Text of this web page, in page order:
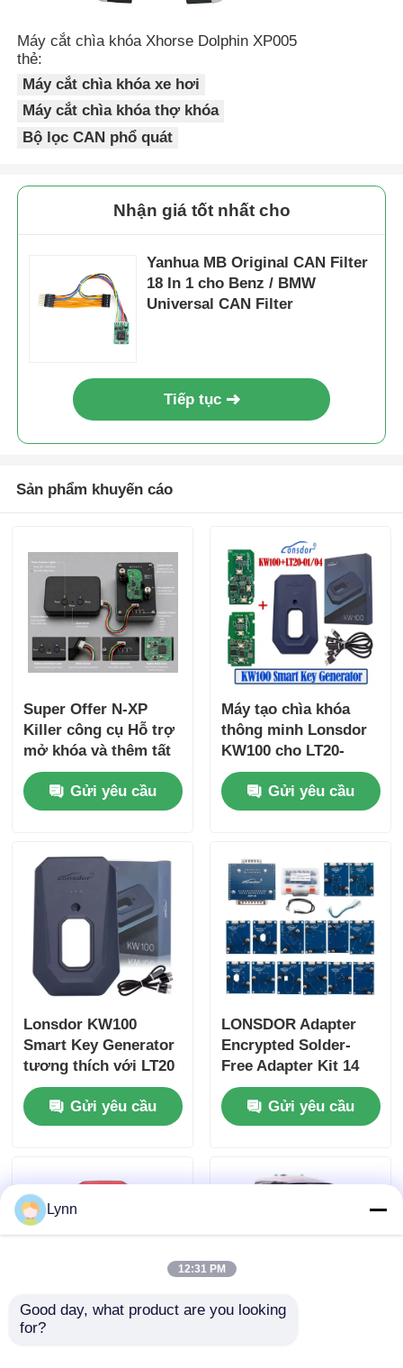
Tin tức
Tất cả các trường hợp
Chìa khóa tự động
vỏ chìa khóa xe
Chìa khóa xe hơi
Máy cắt mài góc đơn
lập trình chìa khóa xe
Máy khóa
Máy cắt chìa khóa Xhorse Dolphin XP005
thẻ:
Máy cắt chìa khóa xe hơi
Máy cắt chìa khóa thợ khóa
Bộ lọc CAN phổ quát
Nhận giá tốt nhất cho
Yanhua MB Original CAN Filter
18 In 1 cho Benz / BMW
Universal CAN Filter
Tiếp tục
Sản phẩm khuyến cáo
Super Offer N-XP
Killer công cụ Hỗ trợ
mở khóa và thêm tất
cả các N-XP NCF29XX
Chip Smart Remote
Key Clones với
cả các thương hiệu
Cả hai chính hãng
Aftermarket Key
Gửi yêu cầu
Máy tạo chìa khóa
thông minh Lonsdor
KW100 cho LT20-
01/04 Hỗ trợ mất tất
cả chìa khóa & Thêm
chìa khóa
Gửi yêu cầu
Lonsdor KW100
Smart Key Generator
tương thích với LT20
Remote hỗ trợ tất cả
các phím bị mất &
thêm phím
Gửi yêu cầu
LONSDOR Adapter
Encrypted Solder-
Free Adapter Kit 14
bộ
Gửi yêu cầu
Lynn
12:31 PM
Good day, what product are you looking
for?